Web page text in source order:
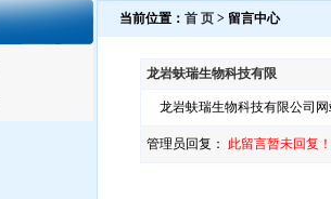
当前位置： 首 页 > 留言中心
龙岩蚨瑞生物科技有限
龙岩蚨瑞生物科技有限公司
管理员回复： 此留言暂未回复！